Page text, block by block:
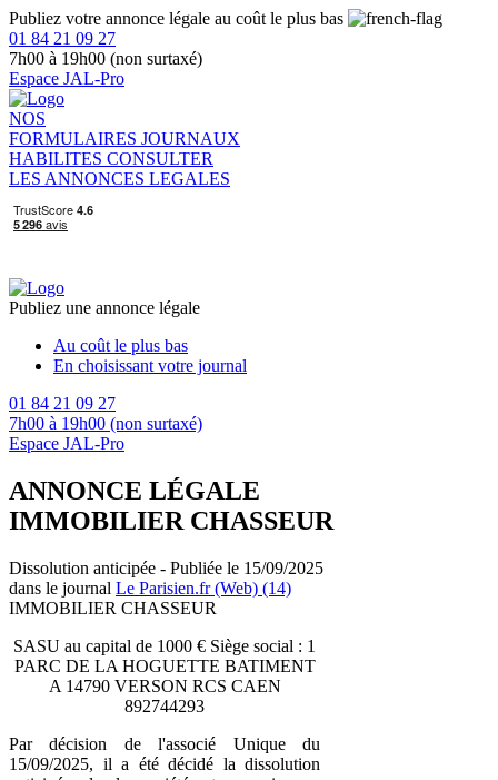
Publiez votre annonce légale au coût le plus bas
01 84 21 09 27
7h00 à 19h00 (non surtaxé)
Espace JAL-Pro
NOS
FORMULAIRES JOURNAUX
HABILITES CONSULTER
LES ANNONCES LEGALES
Publiez une annonce légale
Au coût le plus bas
En choisissant votre journal
01 84 21 09 27
7h00 à 19h00 (non surtaxé)
Espace JAL-Pro
ANNONCE LÉGALE
IMMOBILIER CHASSEUR
Dissolution anticipée - Publiée le 15/09/2025
dans le journal Le Parisien.fr (Web) (14)
IMMOBILIER CHASSEUR
SASU au capital de 1000 € Siège social : 1
PARC DE LA HOGUETTE BATIMENT
A 14790 VERSON RCS CAEN
892744293
Par décision de l'associé Unique du
15/09/2025, il a été décidé la dissolution